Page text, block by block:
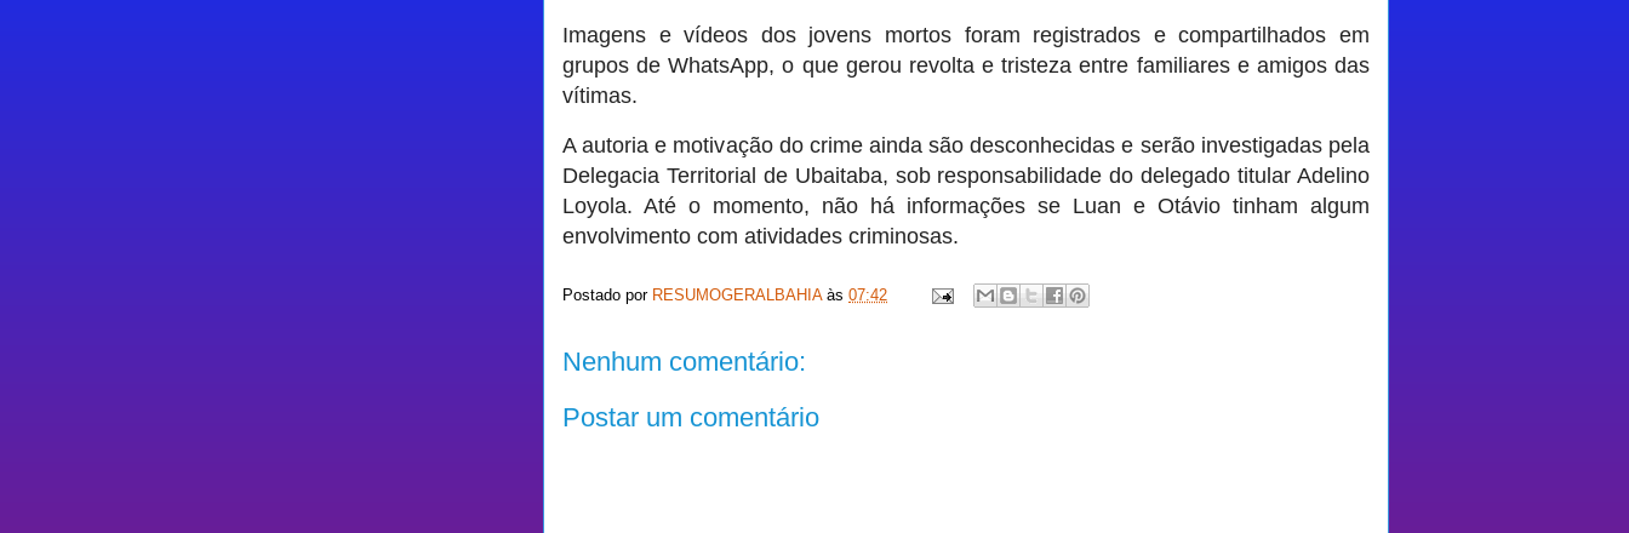
Imagens e vídeos dos jovens mortos foram registrados e compartilhados em
grupos de WhatsApp, o que gerou revolta e tristeza entre familiares e amigos das
vítimas.
A autoria e motivação do crime ainda são desconhecidas e serão investigadas pela
Delegacia Territorial de Ubaitaba, sob responsabilidade do delegado titular Adelino
Loyola. Até o momento, não há informações se Luan e Otávio tinham algum
envolvimento com atividades criminosas.
Postado por RESUMOGERALBAHIA às 07:42
Nenhum comentário:
Postar um comentário